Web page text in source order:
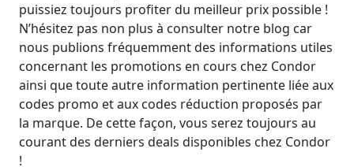
puissiez toujours profiter du meilleur prix possible !
N’hésitez pas non plus à consulter notre blog car
nous publions fréquemment des informations utiles
concernant les promotions en cours chez Condor
ainsi que toute autre information pertinente liée aux
codes promo et aux codes réduction proposés par
la marque. De cette façon, vous serez toujours au
courant des derniers deals disponibles chez Condor
!